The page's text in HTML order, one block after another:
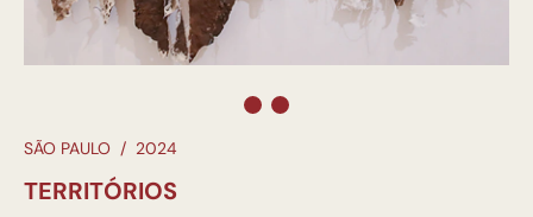
SÃO PAULO / 2024
TERRITÓRIOS